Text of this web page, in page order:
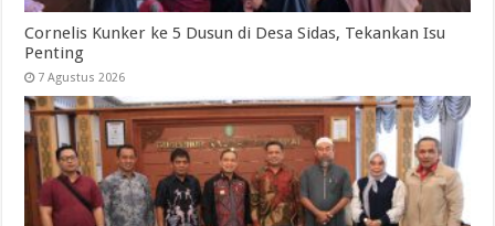
Cornelis Kunker ke 5 Dusun di Desa Sidas, Tekankan Isu
Penting
7 Agustus 2026